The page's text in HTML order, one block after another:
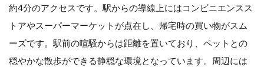
約4分のアクセスです。駅からの導線上にはコンビニエンスス
トアやスーパーマーケットが点在し、帰宅時の買い物がスム
ーズです。駅前の喧騒からは距離を置いており、ペットとの
穏やかな散歩ができる静穏な環境となっています。周辺には